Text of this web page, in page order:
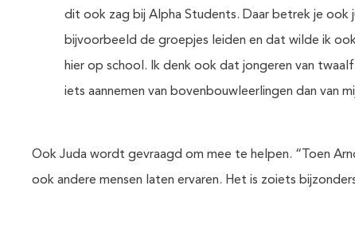
dit ook zag bij Alpha Students. Daar betrek je ook
bijvoorbeeld de groepjes leiden en dat wilde ik
hier op school. Ik denk ook dat jongeren van
iets aannemen van bovenbouwleerlingen dan van
Ook Juda wordt gevraagd om mee te helpen. “Toen
ook andere mensen laten ervaren. Het is zoiets